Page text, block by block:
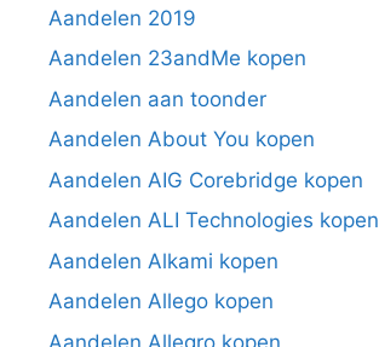
Aandelen 2019
Aandelen 23andMe kopen
Aandelen aan toonder
Aandelen About You kopen
Aandelen AIG Corebridge kopen
Aandelen ALI Technologies kopen
Aandelen Alkami kopen
Aandelen Allego kopen
Aandelen Allegro kopen